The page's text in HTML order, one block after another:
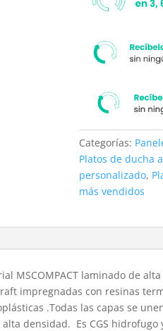
Categorías:
Platos de ducha
personalizado,
más vendidos
MSCOMPACT laminado de
impregnadas con resinas
.Todas las capas se
densidad. Es CGS hidrofugo